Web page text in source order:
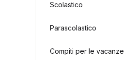
Scolastico
Parascolastico
Compiti per le vacanze